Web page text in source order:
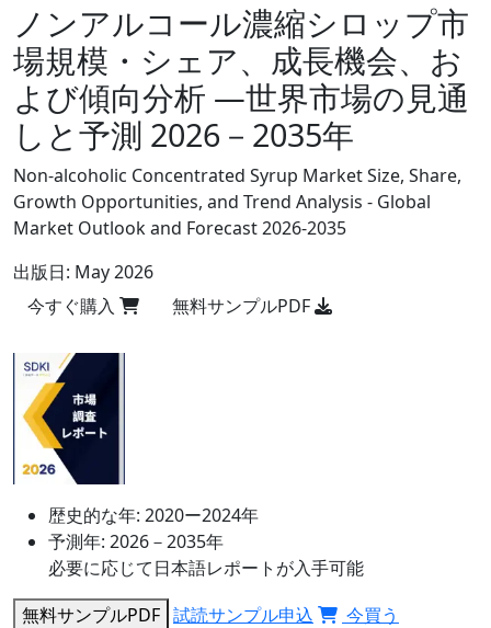
ノンアルコール濃縮シロップ市
場規模・シェア、成長機会、お
よび傾向分析 ―世界市場の見通
しと予測 2026－2035年
Non-alcoholic Concentrated Syrup Market Size, Share,
Growth Opportunities, and Trend Analysis - Global
Market Outlook and Forecast 2026-2035
出版日: May 2026
今すぐ購入
無料サンプルPDF
歴史的な年: 2020ー2024年
予測年: 2026－2035年
必要に応じて日本語レポートが入手可能
無料サンプルPDF 試読サンプル申込 今買う